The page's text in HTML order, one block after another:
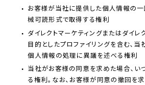
お客様が当社に提供した個人情報の一
械可読形式で取得する権利
ダイレクトマーケティングまたはダイレ
目的としたプロファイリングを含む、当
個人情報の処理に異議を述べる権利
当社がお客様の同意を求めた場合、い
る権利。なお、お客様が同意の撤回を